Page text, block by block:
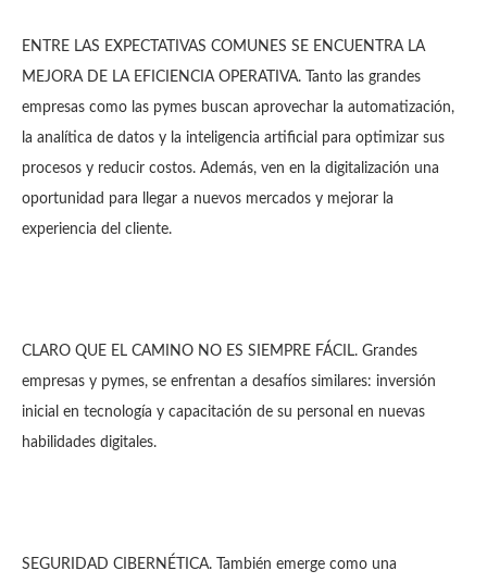
ENTRE LAS EXPECTATIVAS COMUNES SE ENCUENTRA LA
MEJORA DE LA EFICIENCIA OPERATIVA. Tanto las grandes
empresas como las pymes buscan aprovechar la automatización,
la analítica de datos y la inteligencia artificial para optimizar sus
procesos y reducir costos. Además, ven en la digitalización una
oportunidad para llegar a nuevos mercados y mejorar la
experiencia del cliente.
CLARO QUE EL CAMINO NO ES SIEMPRE FÁCIL. Grandes
empresas y pymes, se enfrentan a desafíos similares: inversión
inicial en tecnología y capacitación de su personal en nuevas
habilidades digitales.
SEGURIDAD CIBERNÉTICA. También emerge como una